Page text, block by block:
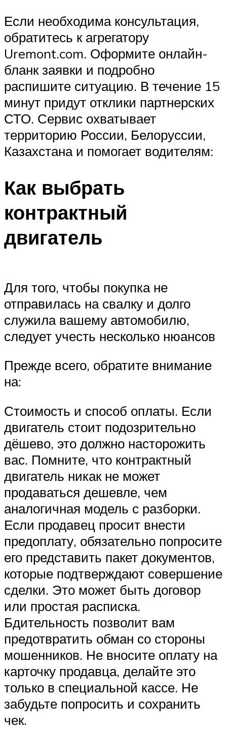
Если необходима консультация,
обратитесь к агрегатору
Uremont.com. Оформите онлайн-
бланк заявки и подробно
распишите ситуацию. В течение 15
минут придут отклики партнерских
СТО. Сервис охватывает
территорию России, Белоруссии,
Казахстана и помогает водителям:
Как выбрать
контрактный
двигатель
Для того, чтобы покупка не
отправилась на свалку и долго
служила вашему автомобилю,
следует учесть несколько нюансов
Прежде всего, обратите внимание
на:
Стоимость и способ оплаты. Если
двигатель стоит подозрительно
дёшево, это должно насторожить
вас. Помните, что контрактный
двигатель никак не может
продаваться дешевле, чем
аналогичная модель с разборки.
Если продавец просит внести
предоплату, обязательно попросите
его представить пакет документов,
которые подтверждают совершение
сделки. Это может быть договор
или простая расписка.
Бдительность позволит вам
предотвратить обман со стороны
мошенников. Не вносите оплату на
карточку продавца, делайте это
только в специальной кассе. Не
забудьте попросить и сохранить
чек.